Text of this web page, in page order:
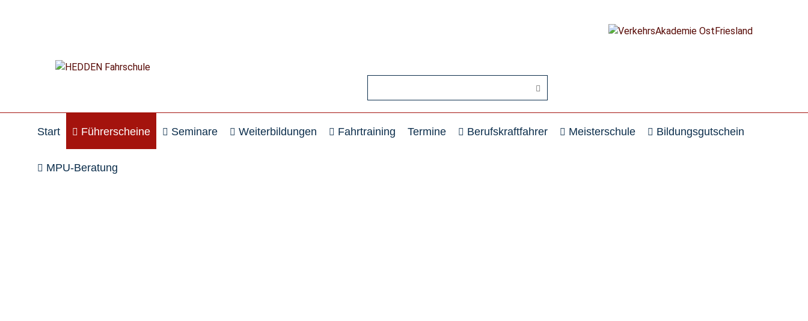
Navigation überspringen
Start Führerscheine Seminare Weiterbildungen Fahrtraining Termine Berufskraftfahrer Meisterschule Bildungsgutschein
MPU-Beratung